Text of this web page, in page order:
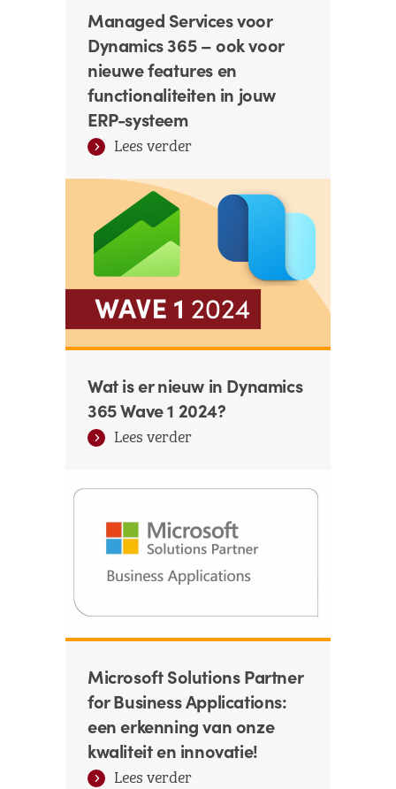
Managed Services voor
Dynamics 365 – ook voor
nieuwe features en
functionaliteiten in jouw
ERP-systeem
Lees verder
Wat is er nieuw in Dynamics
365 Wave 1 2024?
Lees verder
Microsoft Solutions Partner
for Business Applications:
een erkenning van onze
kwaliteit en innovatie!
Lees verder